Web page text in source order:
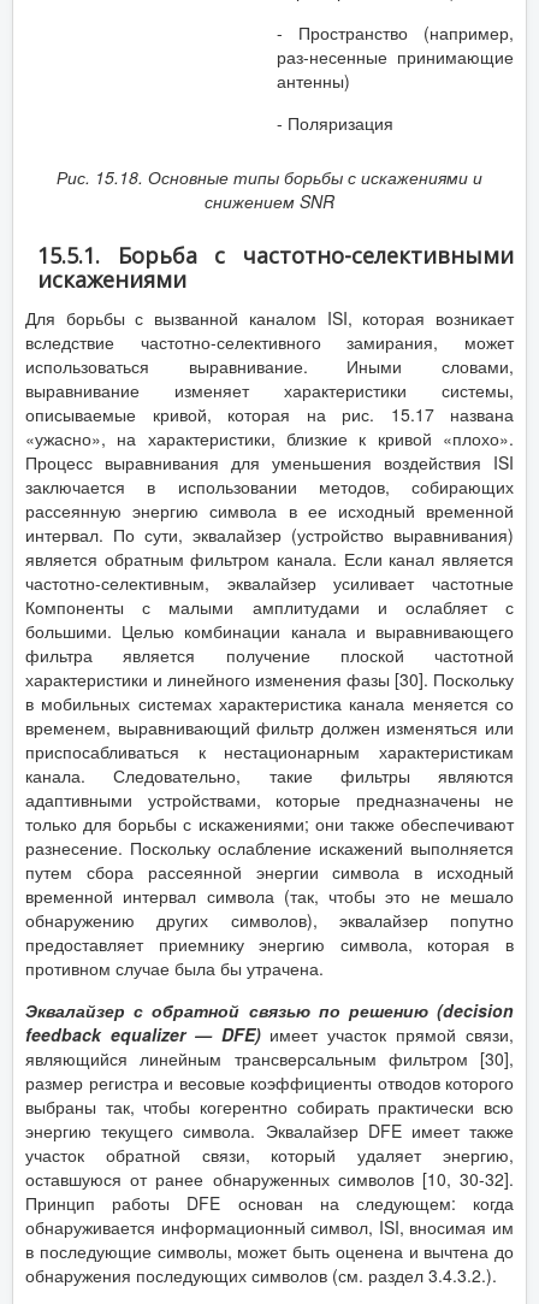
- Пространство (например,
раз-несенные принимающие
антенны)
- Поляризация
Рис. 15.18. Основные типы борьбы с искажениями и
снижением SNR
15.5.1. Борьба с частотно-селективными
искажениями
Для борьбы с вызванной каналом ISI, которая возникает
вследствие частотно-селективного замирания, может
использоваться выравнивание. Иными словами,
выравнивание изменяет характеристики системы,
описываемые кривой, которая на рис. 15.17 названа
«ужасно», на характеристики, близкие к кривой «плохо».
Процесс выравнивания для уменьшения воздействия ISI
заключается в использовании методов, собирающих
рассеянную энергию символа в ее исходный временной
интервал. По сути, эквалайзер (устройство выравнивания)
является обратным фильтром канала. Если канал является
частотно-селективным, эквалайзер усиливает частотные
Компоненты с малыми амплитудами и ослабляет с
большими. Целью комбинации канала и выравнивающего
фильтра является получение плоской частотной
характеристики и линейного изменения фазы [30]. Поскольку
в мобильных системах характеристика канала меняется со
временем, выравнивающий фильтр должен изменяться или
приспосабливаться к нестационарным характеристикам
канала. Следовательно, такие фильтры являются
адаптивными устройствами, которые предназначены не
только для борьбы с искажениями; они также обеспечивают
разнесение. Поскольку ослабление искажений выполняется
путем сбора рассеянной энергии символа в исходный
временной интервал символа (так, чтобы это не мешало
обнаружению других символов), эквалайзер попутно
предоставляет приемнику энергию символа, которая в
противном случае была бы утрачена.
Эквалайзер с обратной связью по решению (decision
feedback equalizer— DFE)имеет участок прямой связи,
являющийся линейным трансверсальным фильтром [30],
размер регистра и весовые коэффициенты отводов которого
выбраны так, чтобы когерентно собирать практически всю
энергию текущего символа. Эквалайзер DFE имеет также
участок обратной связи, который удаляет энергию,
оставшуюся от ранее обнаруженных символов [10, 30-32].
Принцип работы DFE основан на следующем: когда
обнаруживается информационный символ, ISI, вносимая им
в последующие символы, может быть оценена и вычтена до
обнаружения последующих символов (см. раздел 3.4.3.2.).